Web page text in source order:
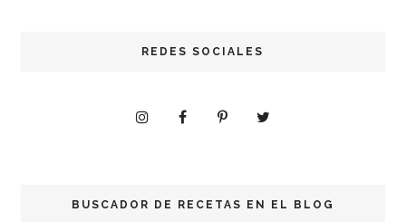
REDES SOCIALES
BUSCADOR DE RECETAS EN EL BLOG